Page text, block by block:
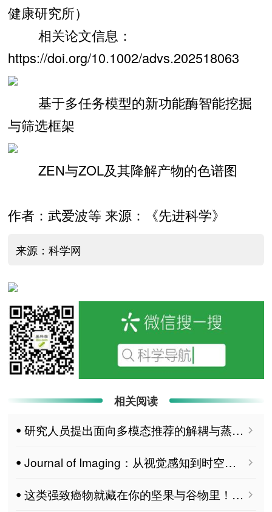
健康研究所）
相关论文信息：
https://doi.org/10.1002/advs.202518063
基于多任务模型的新功能酶智能挖掘
与筛选框架
ZEN与ZOL及其降解产物的色谱图
作者：武爱波等 来源：《先进科学》
来源：科学网
相关阅读
ꔷ 研究人员提出面向多模态推荐的解耦与蒸馏动态集成框架br
ꔷ Journal of Imaging：从视觉感知到时空理解 MDPI特刊征稿
ꔷ 这类强致癌物就藏在你的坚果与谷物里！全球25%的农作物正受其威胁，最新综述带来全方位防控解读 MDPI Toxins